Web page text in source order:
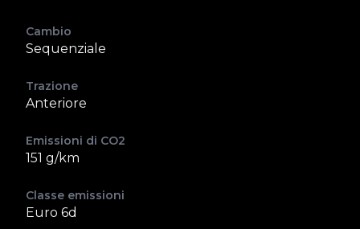
Cambio
Sequenziale
Trazione
Anteriore
Emissioni di CO2
151 g/km
Classe emissioni
Euro 6d